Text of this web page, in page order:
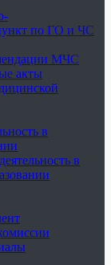
по ГО и ЧС
МЧС
акты
в
в